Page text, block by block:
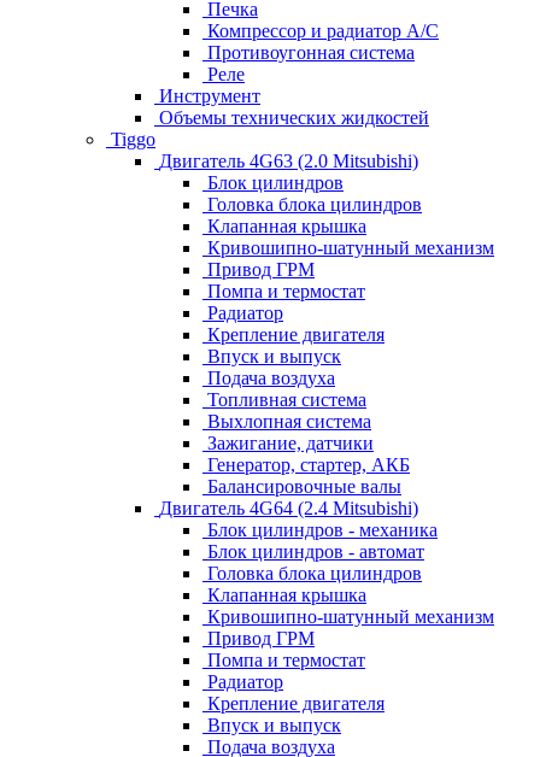
Печка
Компрессор и радиатор А/C
Противоугонная система
Реле
Инструмент
Объемы технических жидкостей
Tiggo
Двигатель 4G63 (2.0 Mitsubishi)
Блок цилиндров
Головка блока цилиндров
Клапанная крышка
Кривошипно-шатунный механизм
Привод ГРМ
Помпа и термостат
Радиатор
Крепление двигателя
Впуск и выпуск
Подача воздуха
Топливная система
Выхлопная система
Зажигание, датчики
Генератор, стартер, АКБ
Балансировочные валы
Двигатель 4G64 (2.4 Mitsubishi)
Блок цилиндров - механика
Блок цилиндров - автомат
Головка блока цилиндров
Клапанная крышка
Кривошипно-шатунный механизм
Привод ГРМ
Помпа и термостат
Радиатор
Крепление двигателя
Впуск и выпуск
Подача воздуха